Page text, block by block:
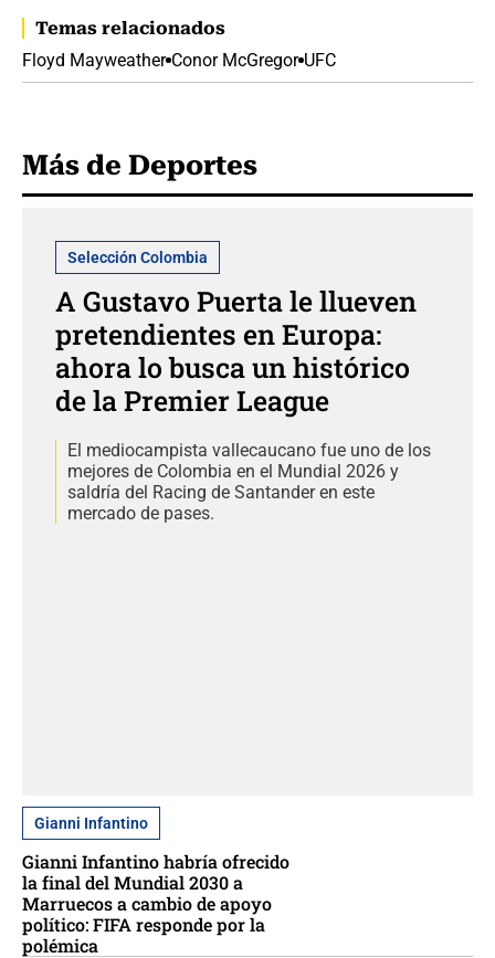
Temas relacionados
Floyd Mayweather Conor McGregor UFC
Más de Deportes
Selección Colombia
A Gustavo Puerta le llueven
pretendientes en Europa:
ahora lo busca un histórico
de la Premier League
El mediocampista vallecaucano fue uno de los
mejores de Colombia en el Mundial 2026 y
saldría del Racing de Santander en este
mercado de pases.
Gianni Infantino
Gianni Infantino habría ofrecido
la final del Mundial 2030 a
Marruecos a cambio de apoyo
político: FIFA responde por la
polémica